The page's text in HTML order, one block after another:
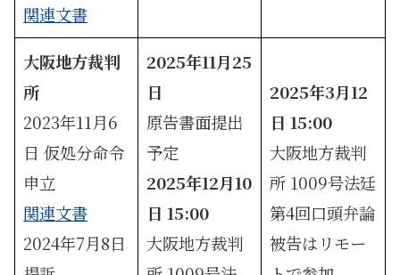
関連文書
大阪地方裁判
所
2023年11月6
日 仮処分命令
申立
関連文書
2024年7月8日
2025年11月25
日
原告書面提出
予定
2025年12月10
日 15:00
大阪地方裁判
2025年3月12
日 15:00
大阪地方裁判
所 1009号法廷
第4回口頭弁論
被告はリモー